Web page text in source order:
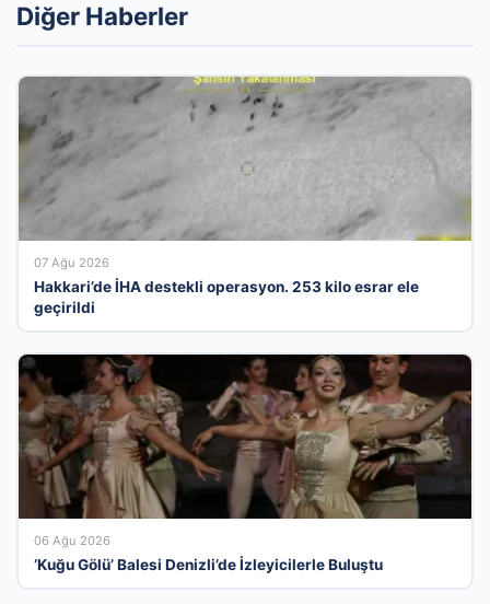
Diğer Haberler
07 Ağu 2026
Hakkari’de İHA destekli operasyon. 253 kilo esrar ele
geçirildi
06 Ağu 2026
‘Kuğu Gölü’ Balesi Denizli’de İzleyicilerle Buluştu